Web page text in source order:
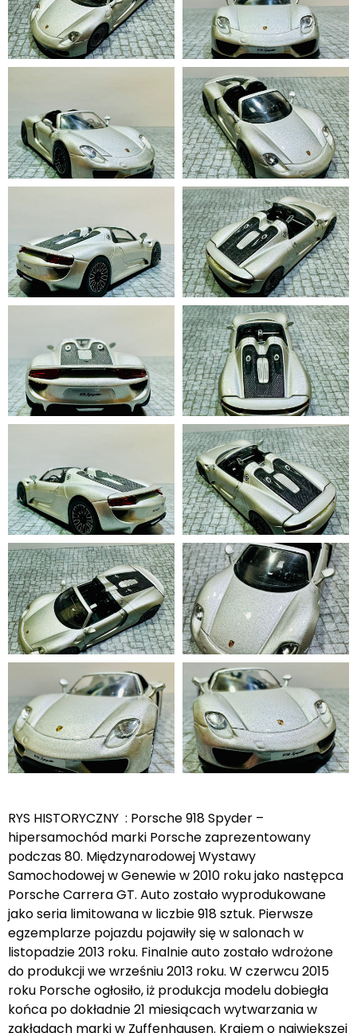
RYS HISTORYCZNY : Porsche 918 Spyder –
hipersamochód marki Porsche zaprezentowany
podczas 80. Międzynarodowej Wystawy
Samochodowej w Genewie w 2010 roku jako następca
Porsche Carrera GT. Auto zostało wyprodukowane
jako seria limitowana w liczbie 918 sztuk. Pierwsze
egzemplarze pojazdu pojawiły się w salonach w
listopadzie 2013 roku. Finalnie auto zostało wdrożone
do produkcji we wrześniu 2013 roku. W czerwcu 2015
roku Porsche ogłosiło, iż produkcja modelu dobiegła
końca po dokładnie 21 miesiącach wytwarzania w
zakładach marki w Zuffenhausen. Krajem o największej